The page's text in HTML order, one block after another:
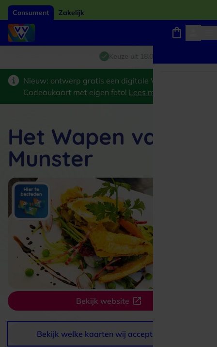
Consument Zakelijk
Giftcard van het jaar 2026
Keuze uit 18.000 locaties
Winkels, webshops en uitjes
Nieuw: ontwerp gratis een digitale VVV
Cadeaukaart met eigen foto! Lees meer
Bekijk website
Het Wapen van
Munster
Bekijk welke kaarten wij accepteren